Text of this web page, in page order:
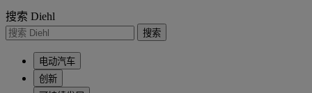
搜索 Diehl
搜索
电动汽车
创新